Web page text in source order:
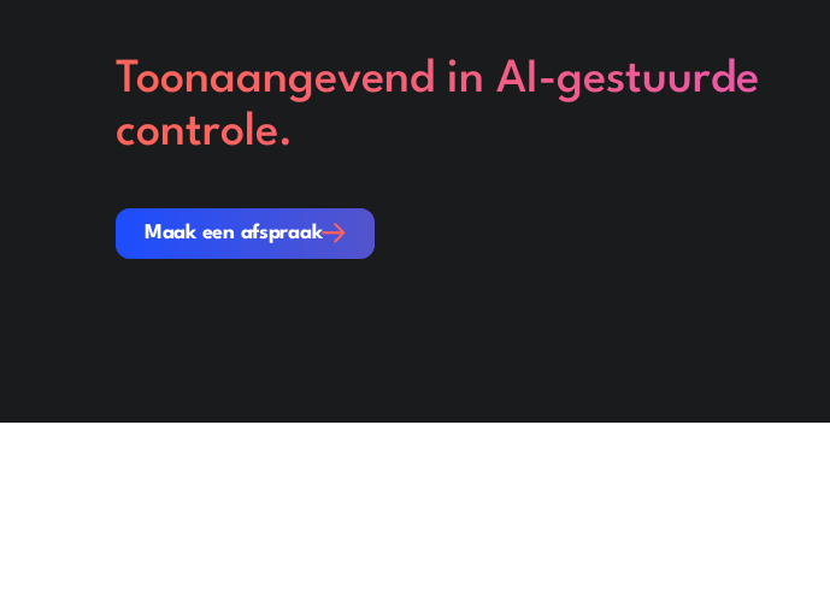
Toonaangevend in AI-gestuurde
controle.
Maak een afspraak
Maak een afspraak